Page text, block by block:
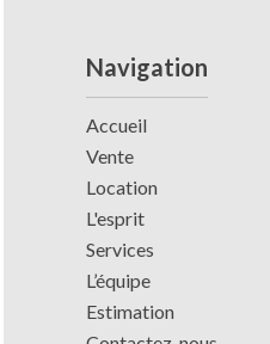
Navigation
Accueil
Vente
Location
L'esprit
Services
L’équipe
Estimation